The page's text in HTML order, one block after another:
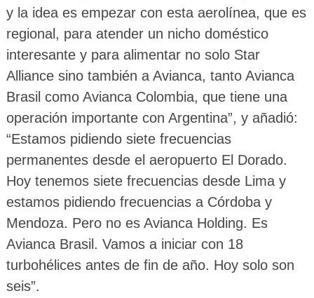
y la idea es empezar con esta aerolínea, que es
regional, para atender un nicho doméstico
interesante y para alimentar no solo Star
Alliance sino también a Avianca, tanto Avianca
Brasil como Avianca Colombia, que tiene una
operación importante con Argentina”, y añadió:
“Estamos pidiendo siete frecuencias
permanentes desde el aeropuerto El Dorado.
Hoy tenemos siete frecuencias desde Lima y
estamos pidiendo frecuencias a Córdoba y
Mendoza. Pero no es Avianca Holding. Es
Avianca Brasil. Vamos a iniciar con 18
turbohélices antes de fin de año. Hoy solo son
seis”.